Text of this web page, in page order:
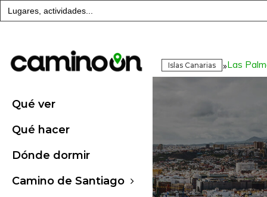
Buscar:
Qué ver
Qué hacer
Dónde dormir
Camino de Santiago
Islas Canarias »Las